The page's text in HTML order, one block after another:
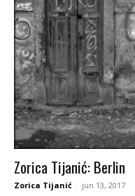
Zorica Tijanić: Berlin
Zorica Tijanić - jun 13, 2017